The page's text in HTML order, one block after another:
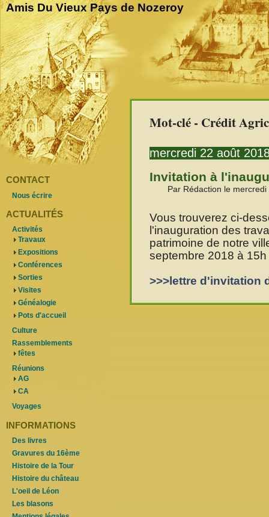
Amis Du Vieux Pays de Nozeroy
Mot-clé - Crédit
mercredi 22 août
Invitation à
Par Rédaction le
Vous trouverez ci-
l'inauguration des
patrimoine de notre
septembre 2018 à 15h
>>>lettre d'invitation
CONTACT
Nous écrire
ACTUALITÉS
Activités
Travaux
Expositions
Conférences
Sorties
Visites
Généalogie
Pots d'accueil
Culture
Rassemblements
fêtes
Réunions
AG
CA
Voyages
INFORMATIONS
Des livres
Gravures du 16ème
Histoire de la Tour
Histoire du château
L'oeil de Léon
Les blasons